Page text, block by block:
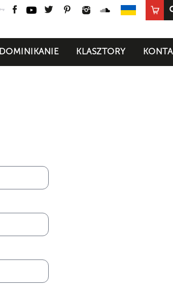
PocztaLogowanie
Facebook
YouTubeTwitterPinterestInstagramSoundCloud
UA
KLASZTORY
DOMINIKANIE